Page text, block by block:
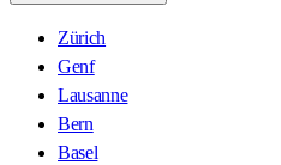
Zürich
Genf
Lausanne
Bern
Basel